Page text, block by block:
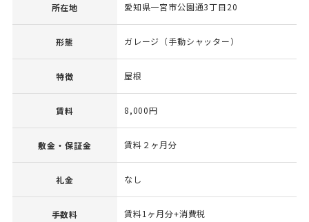
所在地 愛知県一宮市公園通3丁目20
形態 ガレージ（手動シャッター）
特徴 屋根
賃料 8,000円
敷金・保証金 賃料２ヶ月分
礼金 なし
手数料 賃料1ヶ月分+消費税